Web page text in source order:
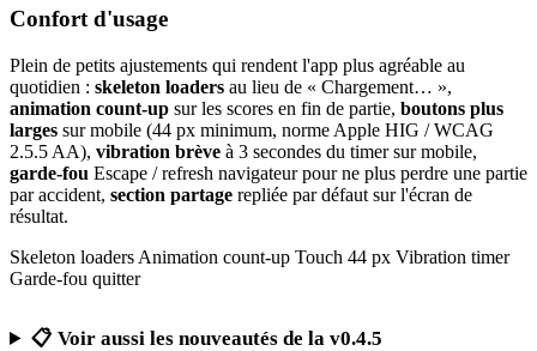
Confort d'usage
Plein de petits ajustements qui rendent l'app plus agréable au
quotidien : skeleton loaders au lieu de « Chargement… »,
animation count-up sur les scores en fin de partie, boutons plus
larges sur mobile (44 px minimum, norme Apple HIG / WCAG
2.5.5 AA), vibration brève à 3 secondes du timer sur mobile,
garde-fou Escape / refresh navigateur pour ne plus perdre une partie
par accident, section partage repliée par défaut sur l'écran de
résultat.
Skeleton loaders Animation count-up Touch 44 px Vibration timer
Garde-fou quitter
📋 Voir aussi les nouveautés de la v0.4.5